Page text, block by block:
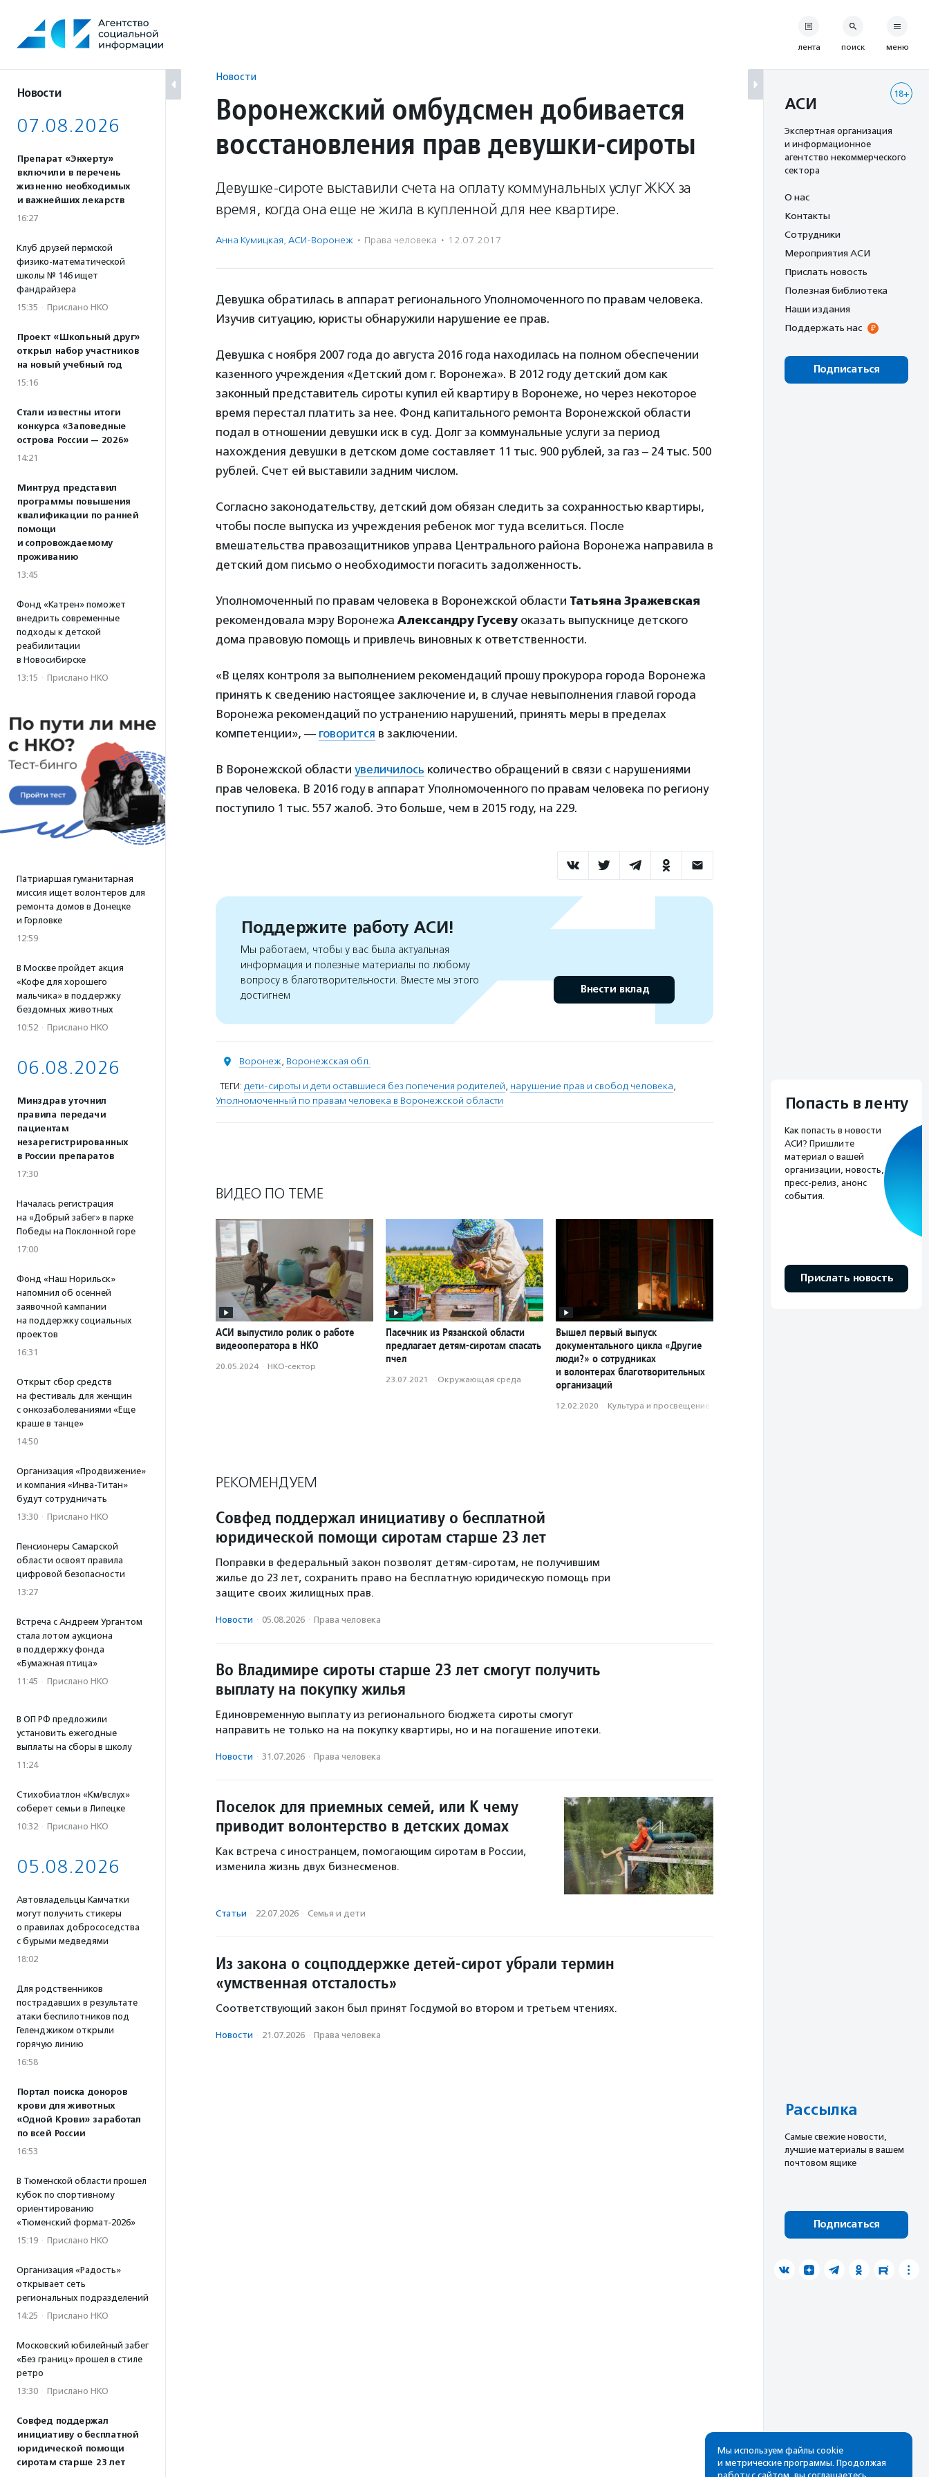
содержанию
Новости
07.08.2026
Препарат «Энхерту»
включили в перечень
жизненно необходимых
и важнейших лекарств
16:27
Клуб друзей пермской
физико-математической
школы № 146 ищет
фандрайзера
15:35 · Прислано НКО
Проект «Школьный друг»
открыл набор участников
на новый учебный год
15:16
Стали известны итоги
конкурса «Заповедные
острова России — 2026»
14:21
Минтруд представил
программы повышения
квалификации по ранней
помощи
и сопровождаемому
проживанию
13:45
Фонд «Катрен» поможет
внедрить современные
подходы к детской
реабилитации
в Новосибирске
13:15 · Прислано НКО
Патриаршая гуманитарная
миссия ищет волонтеров для
ремонта домов в Донецке
и Горловке
12:59
В Москве пройдет акция
«Кофе для хорошего
мальчика» в поддержку
бездомных животных
10:52 · Прислано НКО
06.08.2026
Минздрав уточнил
правила передачи
пациентам
незарегистрированных
в России препаратов
17:30
Началась регистрация
на «Добрый забег» в парке
Победы на Поклонной горе
17:00
Фонд «Наш Норильск»
напомнил об осенней
заявочной кампании
на поддержку социальных
проектов
16:31
Открыт сбор средств
на фестиваль для женщин
с онкозаболеваниями «Еще
краше в танце»
14:50
Организация «Продвижение»
и компания «Инва-Титан»
будут сотрудничать
13:30 · Прислано НКО
Пенсионеры Самарской
области освоят правила
цифровой безопасности
13:27
Встреча с Андреем Ургантом
стала лотом аукциона
в поддержку фонда
«Бумажная птица»
11:45 · Прислано НКО
В ОП РФ предложили
установить ежегодные
выплаты на сборы в школу
11:24
Стихобиатлон «Км/вслух»
соберет семьи в Липецке
10:32 · Прислано НКО
05.08.2026
Автовладельцы Камчатки
могут получить стикеры
о правилах добрососедства
с бурыми медведями
18:02
Для родственников
пострадавших в результате
атаки беспилотников под
Геленджиком открыли
горячую линию
16:58
Портал поиска доноров
крови для животных
«Одной Крови» заработал
по всей России
16:53
В Тюменской области прошел
кубок по спортивному
ориентированию
«Тюменский формат-2026»
15:19 · Прислано НКО
Организация «Радость»
открывает сеть
региональных подразделений
14:25 · Прислано НКО
Московский юбилейный забег
«Без границ» прошел в стиле
ретро
13:30 · Прислано НКО
Совфед поддержал
инициативу о бесплатной
юридической помощи
сиротам старше 23 лет
Новости
Воронежский омбудсмен добивается
восстановления прав девушки-сироты
Девушке-сироте выставили счета на оплату коммунальных услуг ЖКХ за
время, когда она еще не жила в купленной для нее квартире.
Анна Кумицкая, АСИ-Воронеж · Права человека · 12.07.2017
Девушка обратилась в аппарат регионального Уполномоченного по правам человека.
Изучив ситуацию, юристы обнаружили нарушение ее прав.
Девушка с ноября 2007 года до августа 2016 года находилась на полном обеспечении
казенного учреждения «Детский дом г. Воронежа». В 2012 году детский дом как
законный представитель сироты купил ей квартиру в Воронеже, но через некоторое
время перестал платить за нее. Фонд капитального ремонта Воронежской области
подал в отношении девушки иск в суд. Долг за коммунальные услуги за период
нахождения девушки в детском доме составляет 11 тыс. 900 рублей, за газ – 24 тыс. 500
рублей. Счет ей выставили задним числом.
Согласно законодательству, детский дом обязан следить за сохранностью квартиры,
чтобы после выпуска из учреждения ребенок мог туда вселиться. После
вмешательства правозащитников управа Центрального района Воронежа направила в
детский дом письмо о необходимости погасить задолженность.
Уполномоченный по правам человека в Воронежской области Татьяна Зражевская
рекомендовала мэру Воронежа Александру Гусеву оказать выпускнице детского
дома правовую помощь и привлечь виновных к ответственности.
«В целях контроля за выполнением рекомендаций прошу прокурора города Воронежа
принять к сведению настоящее заключение и, в случае невыполнения главой города
Воронежа рекомендаций по устранению нарушений, принять меры в пределах
компетенции», — говорится в заключении.
В Воронежской области увеличилось количество обращений в связи с нарушениями
прав человека. В 2016 году в аппарат Уполномоченного по правам человека по региону
поступило 1 тыс. 557 жалоб. Это больше, чем в 2015 году, на 229.
Поддержите работу АСИ!
Мы работаем, чтобы у вас была актуальная
информация и полезные материалы по любому
вопросу в благотворительности. Вместе мы этого
достигнем
Внести вклад
Воронеж, Воронежская обл.
ТЕГИ: дети-сироты и дети оставшиеся без попечения родителей, нарушение прав и свобод человека,
Уполномоченный по правам человека в Воронежской области
ВИДЕО ПО ТЕМЕ
АСИ выпустило ролик о работе
видеооператора в НКО
20.05.2024 · НКО-сектор
Пасечник из Рязанской области
предлагает детям-сиротам спасать
пчел
23.07.2021 · Окружающая среда
Вышел первый выпуск
документального цикла «Другие
люди?» о сотрудниках
и волонтерах благотворительных
организаций
12.02.2020 · Культура и просвещение
РЕКОМЕНДУЕМ
Совфед поддержал инициативу о бесплатной
юридической помощи сиротам старше 23 лет
Поправки в федеральный закон позволят детям-сиротам, не получившим
жилье до 23 лет, сохранить право на бесплатную юридическую помощь при
защите своих жилищных прав.
Новости · 05.08.2026 · Права человека
Во Владимире сироты старше 23 лет смогут получить
выплату на покупку жилья
Единовременную выплату из регионального бюджета сироты смогут
направить не только на на покупку квартиры, но и на погашение ипотеки.
Новости · 31.07.2026 · Права человека
Поселок для приемных семей, или К чему
приводит волонтерство в детских домах
Как встреча с иностранцем, помогающим сиротам в России,
изменила жизнь двух бизнесменов.
Статьи · 22.07.2026 · Семья и дети
Из закона о соцподдержке детей-сирот убрали термин
«умственная отсталость»
Соответствующий закон был принят Госдумой во втором и третьем чтениях.
Новости · 21.07.2026 · Права человека
лента поиск меню
18+
АСИ
Экспертная организация
и информационное
агентство некоммерческого
сектора
О нас
Контакты
Сотрудники
Мероприятия АСИ
Прислать новость
Полезная библиотека
Наши издания
Поддержать нас
Подписаться
Попасть в ленту
Как попасть в новости
АСИ? Пришлите
материал о вашей
организации, новость,
пресс-релиз, анонс
события.
Прислать новость
Рассылка
Cамые свежие новости,
лучшие материалы в вашем
почтовом ящике
Подписаться
Мы используем файлы cookie
и метрические программы. Продолжая